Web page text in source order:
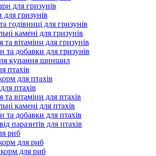
для гризунів
для гризунів
годівниці для гризунів
камені для гризунів
та вітаміни для гризунів
та добавки для гризунів
купання шиншил
птахів
для птахів
птахів
та вітаміни для птахів
камені для птахів
та добавки для птахів
паразитів для птахів
риб
для риб
для риб